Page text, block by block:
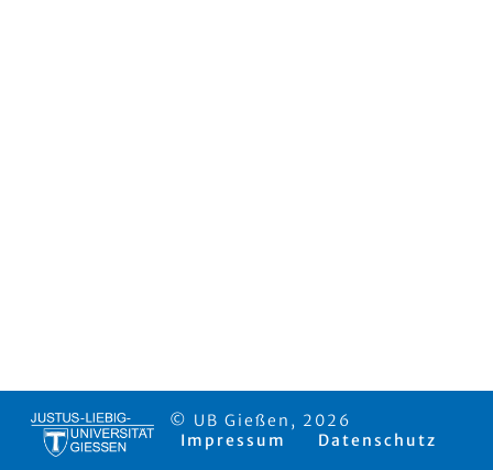
© UB Gießen, 2026
Impressum
Datenschutz